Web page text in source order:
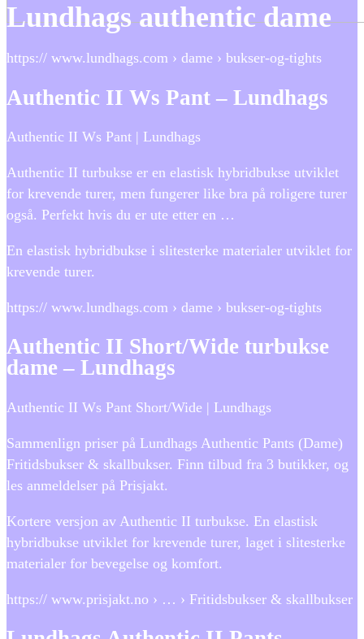
Lundhags authentic dame
https:// www.lundhags.com › dame › bukser-og-tights
Authentic II Ws Pant – Lundhags
Authentic II Ws Pant | Lundhags
Authentic II turbukse er en elastisk hybridbukse utviklet
for krevende turer, men fungerer like bra på roligere turer
også. Perfekt hvis du er ute etter en …
En elastisk hybridbukse i slitesterke materialer utviklet for
krevende turer.
https:// www.lundhags.com › dame › bukser-og-tights
Authentic II Short/Wide turbukse
dame – Lundhags
Authentic II Ws Pant Short/Wide | Lundhags
Sammenlign priser på Lundhags Authentic Pants (Dame)
Fritidsbukser & skallbukser. Finn tilbud fra 3 butikker, og
les anmeldelser på Prisjakt.
Kortere versjon av Authentic II turbukse. En elastisk
hybridbukse utviklet for krevende turer, laget i slitesterke
materialer for bevegelse og komfort.
https:// www.prisjakt.no › … › Fritidsbukser & skallbukser